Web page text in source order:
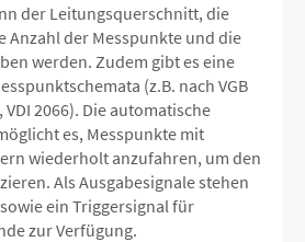
der Leitungsquerschnitt, die
Anzahl der Messpunkte und die
werden. Zudem gibt es eine
(z.B. nach VGB
VDI 2066). Die automatische
es, Messpunkte mit
wiederholt anzufahren, um den
Als Ausgabesignale stehen
ein Triggersignal für
zur Verfügung.